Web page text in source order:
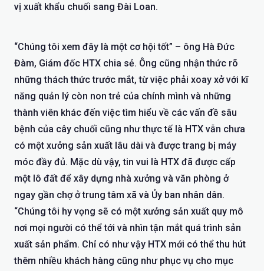
vị xuất khẩu chuối sang Đài Loan.
“Chúng tôi xem đây là một cơ hội tốt” – ông Hà Đức
Đàm, Giám đốc HTX chia sẻ. Ông cũng nhận thức rõ
những thách thức trước mắt, từ việc phải xoay xở với kĩ
năng quản lý còn non trẻ của chính mình và những
thành viên khác đến việc tìm hiểu về các vấn đề sâu
bệnh của cây chuối cũng như thực tế là HTX vẫn chưa
có một xưởng sản xuất lâu dài và được trang bị máy
móc đầy đủ. Mặc dù vậy, tin vui là HTX đã được cấp
một lô đất để xây dựng nhà xưởng và văn phòng ở
ngay gần chợ ở trung tâm xã và Ủy ban nhân dân.
“Chúng tôi hy vọng sẽ có một xưởng sản xuất quy mô
nơi mọi người có thể tới và nhìn tận mắt quá trình sản
xuất sản phẩm. Chỉ có như vậy HTX mới có thể thu hút
thêm nhiều khách hàng cũng như phục vụ cho mục